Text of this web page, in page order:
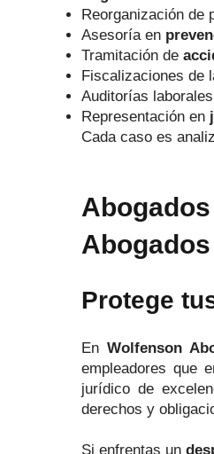
Reorganización de
Asesoría en
Tramitación de
Fiscalizaciones de
Auditorías
Representación en
Cada caso es
Abogados
Protege
En Wolfenson
empleadores que
jurídico de
derechos y
Si enfrentas un